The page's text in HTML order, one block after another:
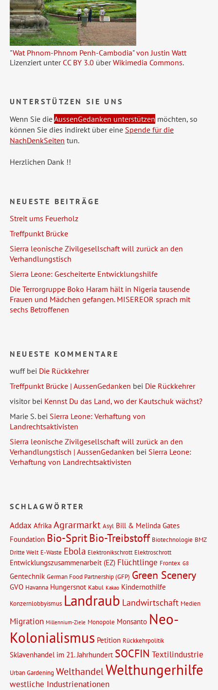
"Wat Phnom-Phnom Penh-Cambodia"von Justin Watt
Lizenziert unter CC BY 3.0 überWikimedia Commons.
UNTERSTÜTZEN SIE UNS
Wenn Sie dieAussenGedanken unterstützen möchten, so
können Sie dies indirekt über eine Spende für die
NachDenkSeiten tun.
Herzlichen Dank !!
NEUESTE BEITRÄGE
Streit ums Feuerholz
Treffpunkt Brücke
Sierra leonische Zivilgesellschaft will zurück an den
Verhandlungstisch
Sierra Leone: Gescheiterte Entwicklungshilfe
Die Terrorgruppe Boko Haram hält in Nigeria tausende
Frauen und Mädchen gefangen. MISEREOR sprach mit
sechs Betroffenen
NEUESTE KOMMENTARE
wuffbei Die Rückkehrer
Treffpunkt Brücke | AussenGedanken bei Die Rückkehrer
visitorbei Kennst Du das Land, wo der Kautschuk wächst?
Marie S.bei Sierra Leone: Verhaftung von
Landrechtsaktivisten
Sierra leonische Zivilgesellschaft will zurück an den
Verhandlungstisch | AussenGedanken bei Sierra Leone:
Verhaftung von Landrechtsaktivisten
SCHLAGWÖRTER
Addax Afrika Agrarmarkt Asyl Bill & Melinda Gates
Foundation Bio-SpritBio-Treibstoff Biotechnologie BMZ
Dritte Welt E-Waste Ebola Elektronikschrott Elektroschrott
Entwicklungszusammenarbeit (EZ) Flüchtlinge Frontex G8
Gentechnik German Food Partnership (GFP) Green Scenery
GVO Havanna Hungersnot Kabul Kakao Kindernothilfe
Konzernlobbyismus Landraub Landwirtschaft Medien
Migration Millennium-Ziele Monopole Monsanto Neo-
Kolonialismus Petition Rückkehrpolitik
Sklavenhandel im 21. Jahrhundert SOCFIN Textilindustrie
Urban Gardening WelthandelWelthungerhilfe
westliche Industrienationen